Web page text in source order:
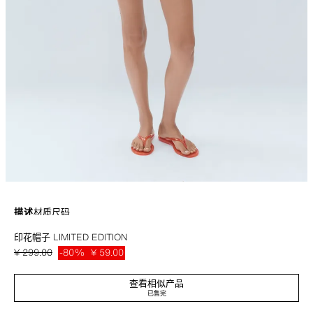
描述材质尺码
棉质渔夫帽。细节装饰花卉和条纹印花。
印花 2116/846/020
印花帽子 LIMITED EDITION
¥ 299.00 -80% ¥ 59.00
查看相似产品
已售完
¥